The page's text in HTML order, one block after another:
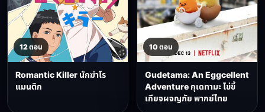
12 ตอน
Romantic Killer นักฆ่าโร
แมนติก
10 ตอน
Gudetama: An Eggcellent
Adventure กุเดทามะ ไข่ขี้
เกียจผจญภัย พากย์ไทย